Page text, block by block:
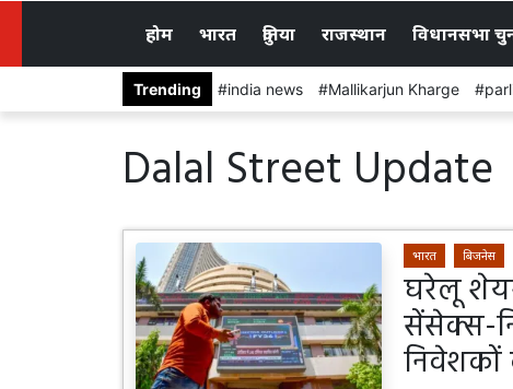
होम भारत दुनिया राजस्थान विधानसभा
Trending india news Mallikarjun Kharge
Dalal Street Update
भारत बिजनेस
घरेलू
सेंसेक्स-